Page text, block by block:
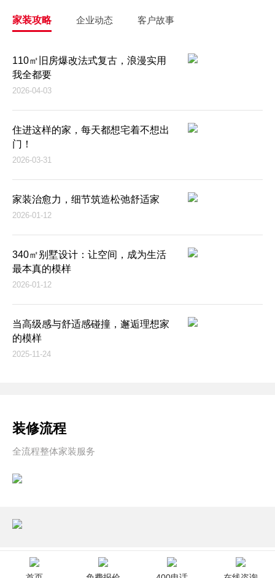
家装攻略 企业动态 客户故事
110㎡旧房爆改法式复古，浪漫实用
我全都要
2026-04-03
住进这样的家，每天都想宅着不想出
门！
2026-03-31
家装治愈力，细节筑造松弛舒适家
2026-01-12
340㎡别墅设计：让空间，成为生活
最本真的模样
2026-01-12
当高级感与舒适感碰撞，邂逅理想家
的模样
2025-11-24
装修流程
全流程整体家装服务